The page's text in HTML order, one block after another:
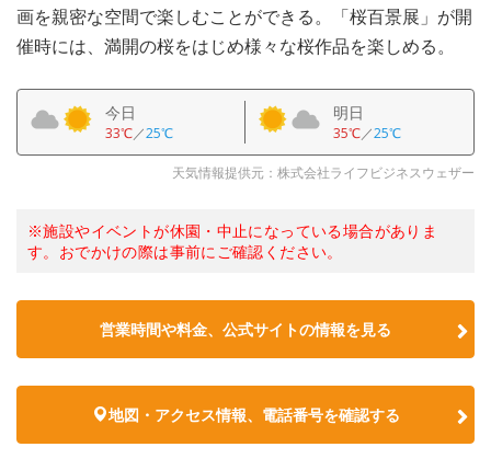
画を親密な空間で楽しむことができる。「桜百景展」が開
催時には、満開の桜をはじめ様々な桜作品を楽しめる。
今日
33℃／25℃
明日
35℃／25℃
天気情報提供元：株式会社ライフビジネスウェザー
※施設やイベントが休園・中止になっている場合がありま
す。おでかけの際は事前にご確認ください。
営業時間や料金、公式サイトの情報を見る
地図・アクセス情報、電話番号を確認する